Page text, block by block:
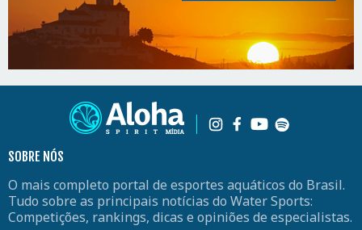
SOBRE NÓS
O mais completo portal de esportes aquáticos do Brasil.
Tudo sobre as principais notícias do Water Sports:
Competições, rankings, dicas e opiniões de especialistas.